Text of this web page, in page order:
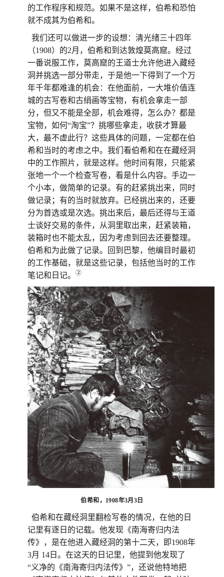
的工作程序和规范。如果不是这样，伯希和恐怕
就不成其为伯希和。
我们还可以做进一步的设想：清光绪三十四年
（1908）的2月，伯希和到达敦煌莫高窟。经过
一番说服工作，莫高窟的王道士允许他进入藏经
洞并挑选一部分带走，于是他一下得到了一个万
年千年都难逢的机会：在他面前，一大堆价值连
城的古写卷和古绢画等宝物，有机会拿走一部
分，但又不能是全部，机会难得，怎么办？都是
宝物，如何“淘宝”？挑哪些拿走，收获才算最
大，最不虚此行？这些具体的问题，一定都在伯
希和当时的考虑之中。我们看伯希和在在藏经洞
中的工作照片，就是这样。他时间有限，只能紧
张地一个一个检查写卷，看是什么内容。手边一
个小本，做简单的记录。有的赶紧挑出来，同时
做记录；有的当时就放弃。已经挑出来的，还要
分为首选或是次选。挑出来后，最后还得与王道
士谈好交易的条件，从洞里取出来，赶紧装箱，
装箱时也不能太乱，因为考虑到回去还要整理。
伯希和为此做了记录。回到巴黎，他编目时最初
的工作基础，就是这些记录，包括他当时的工作
笔记和日记。
②
伯希和，1908年3月3日
伯希和在藏经洞里翻检写卷的情况，在他的日
记里有逐日的记载。他发现《南海寄归内法
传》，是在他进入藏经洞的第十二天，即1908年
3月 14日。在这天的日记里，他提到他发现了
“义净的《南海寄归内法传》”，还说他特地把